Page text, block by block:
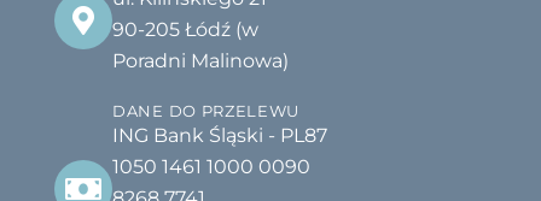
90-205 Łódź (w
Poradni Malinowa)
DANE DO PRZELEWU
ING Bank Śląski - PL87
1050 1461 1000 0090